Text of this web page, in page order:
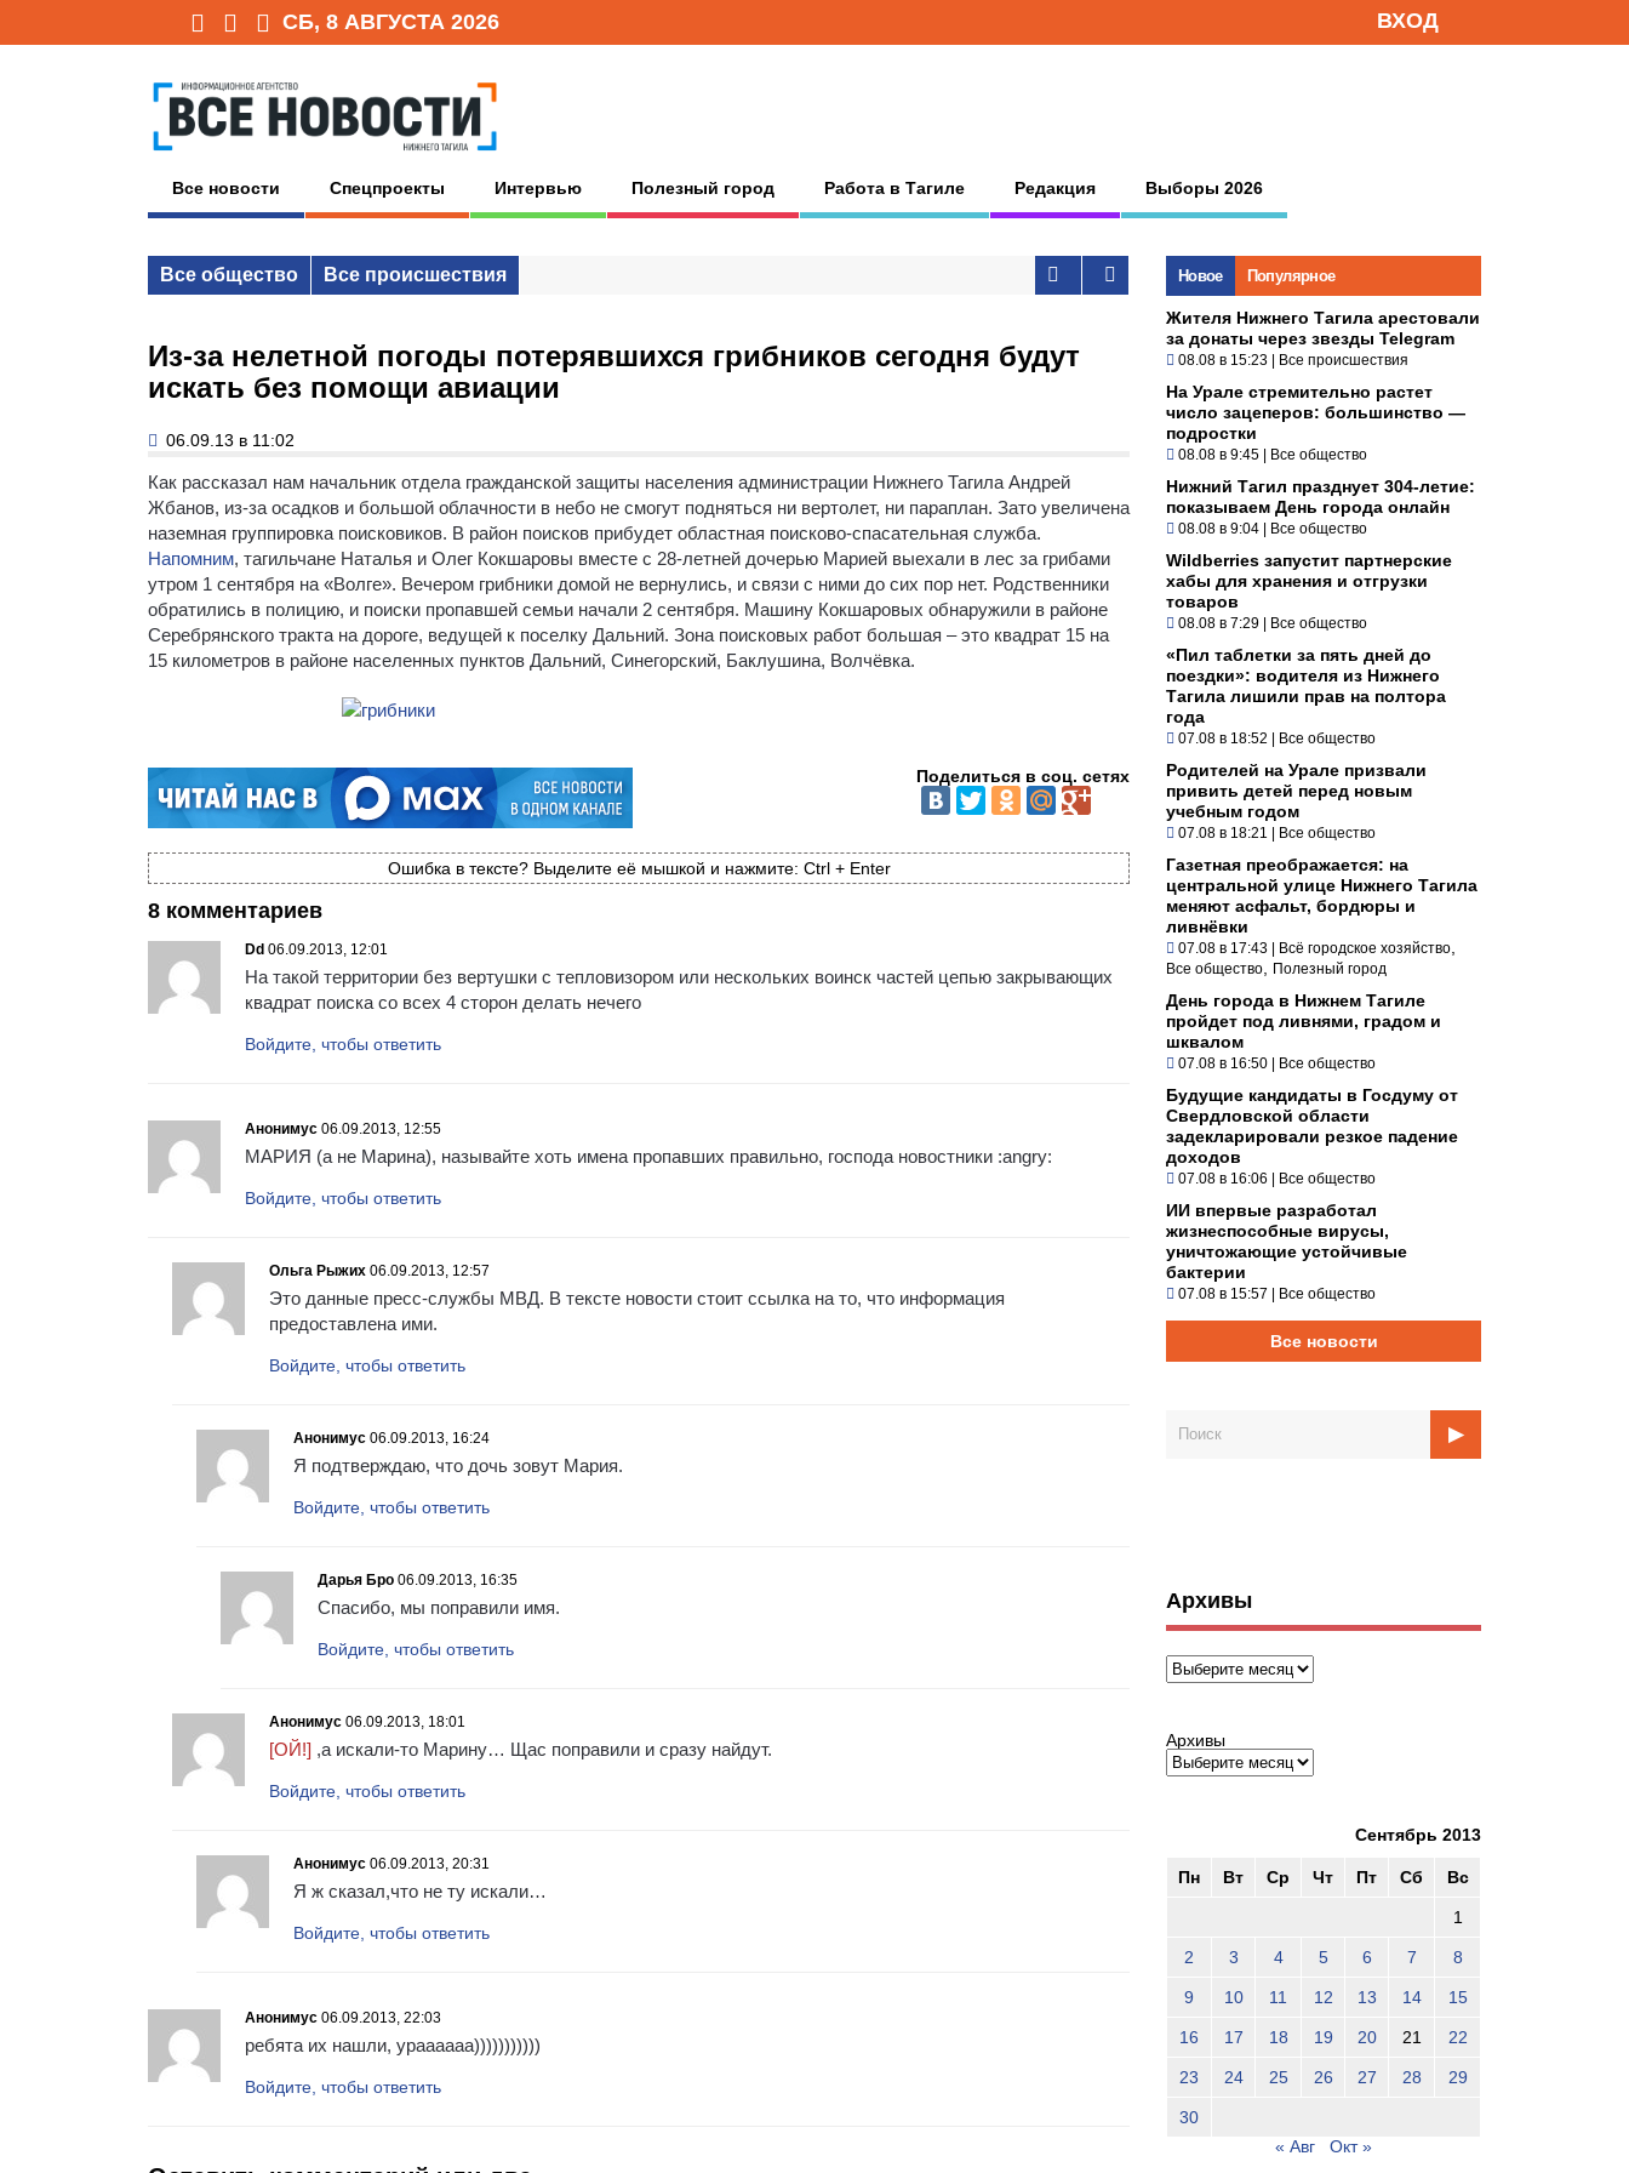
СБ, 8 АВГУСТА 2026 ВХОД
Все новости Спецпроекты Интервью Полезный город Работа в Тагиле Редакция Выборы 2026
Все общество Все происшествия
Из-за нелетной погоды потерявшихся грибников сегодня будут
искать без помощи авиации
06.09.13 в 11:02
Как рассказал нам начальник отдела гражданской защиты населения администрации Нижнего Тагила Андрей
Жбанов, из-за осадков и большой облачности в небо не смогут подняться ни вертолет, ни параплан. Зато увеличена
наземная группировка поисковиков. В район поисков прибудет областная поисково-спасательная служба.
Напомним, тагильчане Наталья и Олег Кокшаровы вместе с 28-летней дочерью Марией выехали в лес за грибами
утром 1 сентября на «Волге». Вечером грибники домой не вернулись, и связи с ними до сих пор нет. Родственники
обратились в полицию, и поиски пропавшей семьи начали 2 сентября. Машину Кокшаровых обнаружили в районе
Серебрянского тракта на дороге, ведущей к поселку Дальний. Зона поисковых работ большая – это квадрат 15 на
15 километров в районе населенных пунктов Дальний, Синегорский, Баклушина, Волчёвка.
Поделиться в соц. сетях
Ошибка в тексте? Выделите её мышкой и нажмите: Ctrl + Enter
8 комментариев
Dd 06.09.2013, 12:01
На такой территории без вертушки с тепловизором или нескольких воинск частей цепью закрывающих
квадрат поиска со всех 4 сторон делать нечего
Войдите, чтобы ответить
Анонимус 06.09.2013, 12:55
МАРИЯ (а не Марина), называйте хоть имена пропавших правильно, господа новостники :angry:
Войдите, чтобы ответить
Ольга Рыжих 06.09.2013, 12:57
Это данные пресс-службы МВД. В тексте новости стоит ссылка на то, что информация
предоставлена ими.
Войдите, чтобы ответить
Анонимус 06.09.2013, 16:24
Я подтверждаю, что дочь зовут Мария.
Войдите, чтобы ответить
Дарья Бро 06.09.2013, 16:35
Спасибо, мы поправили имя.
Войдите, чтобы ответить
Анонимус 06.09.2013, 18:01
[ОЙ!] ,а искали-то Марину… Щас поправили и сразу найдут.
Войдите, чтобы ответить
Анонимус 06.09.2013, 20:31
Я ж сказал,что не ту искали…
Войдите, чтобы ответить
Анонимус 06.09.2013, 22:03
ребята их нашли, ураааааа)))))))))))
Войдите, чтобы ответить
Новое Популярное
Жителя Нижнего Тагила арестовали
за донаты через звезды Telegram
08.08 в 15:23 | Все происшествия
На Урале стремительно растет
число зацеперов: большинство —
подростки
08.08 в 9:45 | Все общество
Нижний Тагил празднует 304-летие:
показываем День города онлайн
08.08 в 9:04 | Все общество
Wildberries запустит партнерские
хабы для хранения и отгрузки
товаров
08.08 в 7:29 | Все общество
«Пил таблетки за пять дней до
поездки»: водителя из Нижнего
Тагила лишили прав на полтора
года
07.08 в 18:52 | Все общество
Родителей на Урале призвали
привить детей перед новым
учебным годом
07.08 в 18:21 | Все общество
Газетная преображается: на
центральной улице Нижнего Тагила
меняют асфальт, бордюры и
ливнёвки
07.08 в 17:43 | Всё городское хозяйство
Все общество Полезный город
День города в Нижнем Тагиле
пройдет под ливнями, градом и
шквалом
07.08 в 16:50 | Все общество
Будущие кандидаты в Госдуму от
Свердловской области
задекларировали резкое падение
доходов
07.08 в 16:06 | Все общество
ИИ впервые разработал
жизнеспособные вирусы,
уничтожающие устойчивые
бактерии
07.08 в 15:57 | Все общество
Все новости
Архивы
Архивы
Архивы
Сентябрь 2013
Пн Вт Ср Чт Пт Сб Вс
1
2 3 4 5 6 7 8
9 10 11 12 13 14 15
16 17 18 19 20 21 22
23 24 25 26 27 28 29
30
« Авг
Окт »